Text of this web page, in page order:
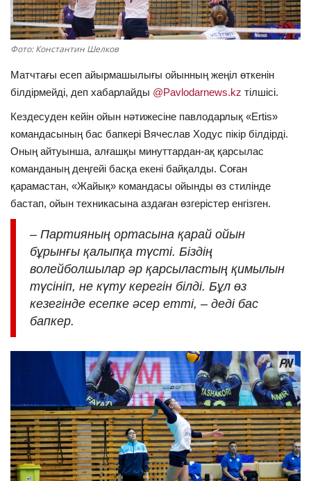
OFFICIAL
Тілді тандаңыз
Қазақша Русский
Фото: Константин Шелков
Матчтағы есеп айырмашылығы ойынның жеңіл өткенін
білдірмейді, деп хабарлайды @Pavlodarnews.kz тілшісі.
Кездесуден кейін ойын нәтижесіне павлодарлық «Ertis»
командасының бас бапкері Вячеслав Ходус пікір білдірді.
Оның айтуынша, алғашқы минуттардан-ақ қарсылас
команданың деңгейі басқа екені байқалды. Соған
қарамастан, «Жайық» командасы ойынды өз стилінде
бастап, ойын техникасына аздаған өзгерістер енгізген.
– Партияның ортасына қарай ойын
бұрынғы қалыпқа түсті. Біздің
волейболшылар әр қарсыластың қимылын
түсініп, не күту керегін білді. Бұл өз
кезегінде есепке әсер етті, – деді бас
бапкер.